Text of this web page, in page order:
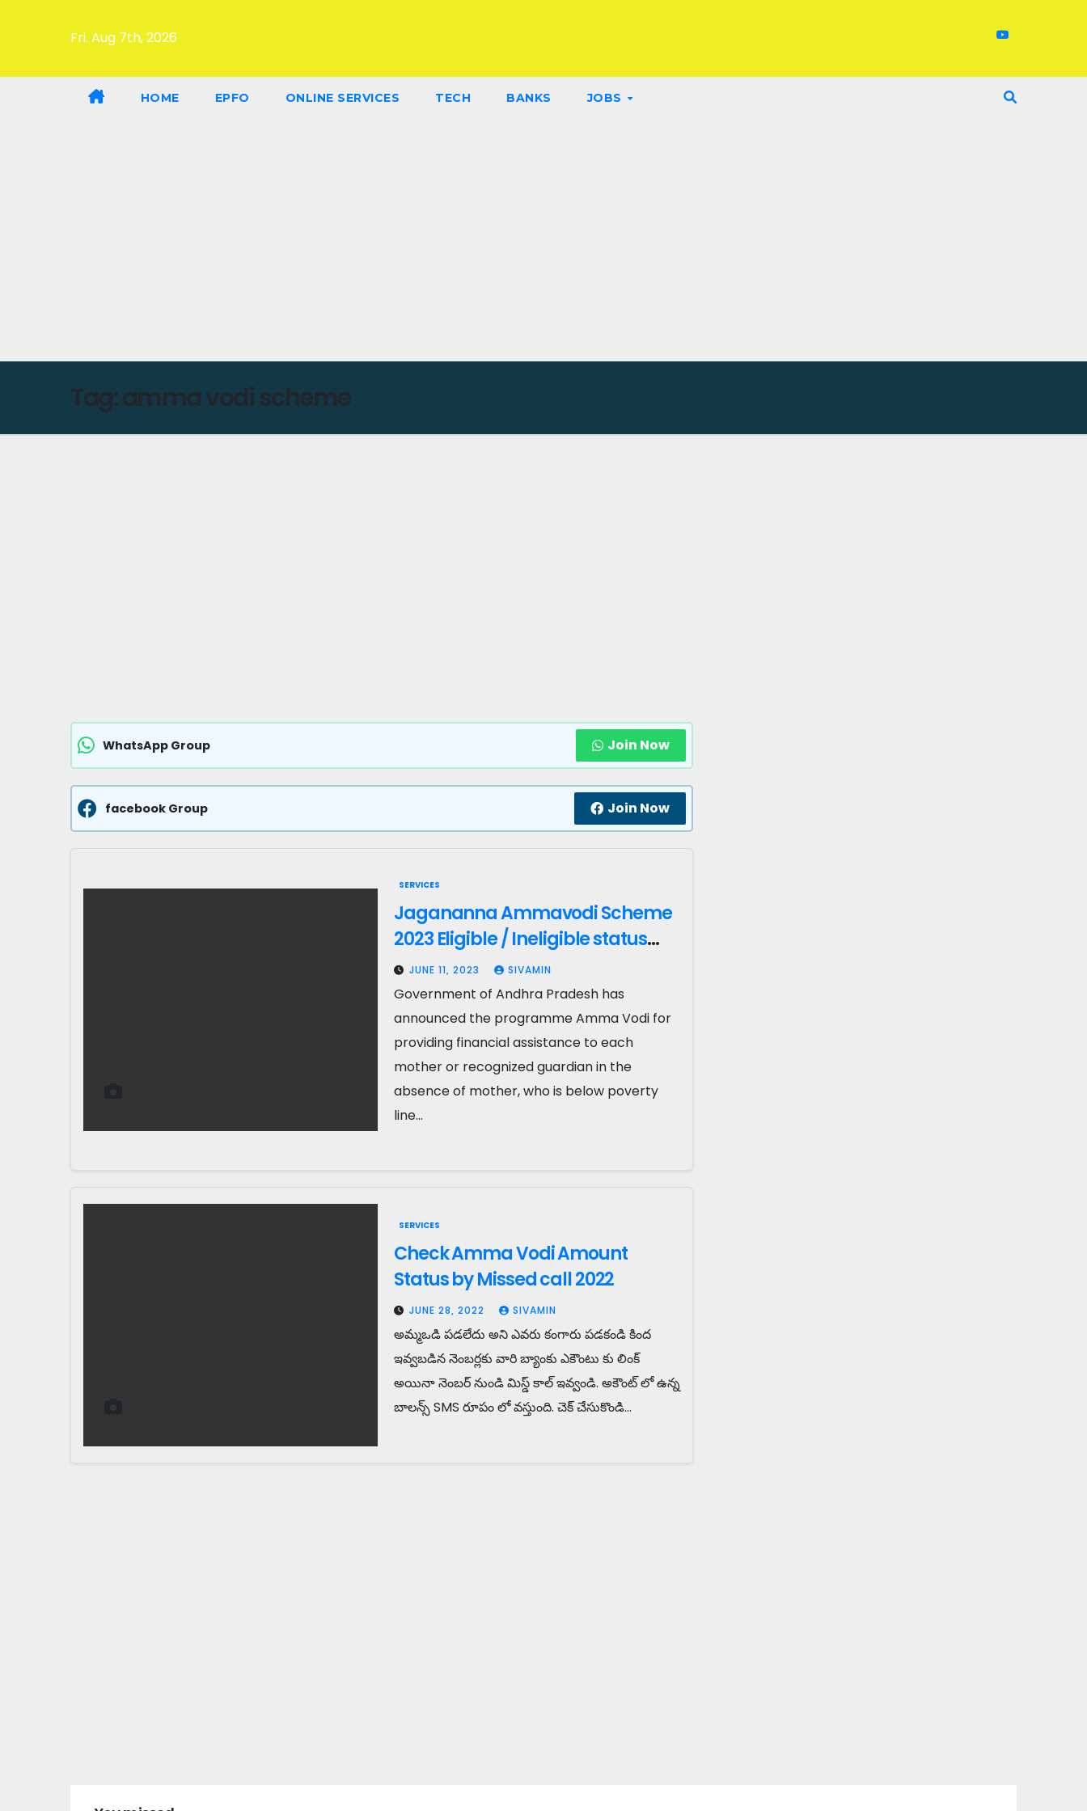
Fri. Aug 7th, 2026
HOME EPFO ONLINE SERVICES TECH BANKS JOBS
Tag:amma vodi scheme
WhatsApp Group Join Now
facebook Group Join Now
SERVICES
Jagananna Ammavodi Scheme
2023 Eligible / Ineligible status
Online
JUNE 11, 2023 SIVAMIN
Government of Andhra Pradesh has
announced the programme Amma Vodi for
providing financial assistance to each
mother or recognized guardian in the
absence of mother, who is below poverty
line…
SERVICES
Check Amma Vodi Amount
Status by Missed call 2022
JUNE 28, 2022 SIVAMIN
అమ్మఒడి పడలేదు అని ఎవరు కంగారు పడకండి కింద
ఇవ్వబడిన నెంబర్లకు వారి బ్యాంకు ఎకౌంటు కు లింక్
అయినా నెంబర్ నుండి మిస్డ్ కాల్ ఇవ్వండి. అకౌంట్ లో ఉన్న
బాలన్స్ SMS రూపం లో వస్తుంది. చెక్ చేసుకొండి…